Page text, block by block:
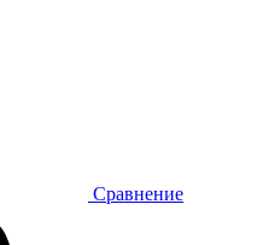
Сравнение